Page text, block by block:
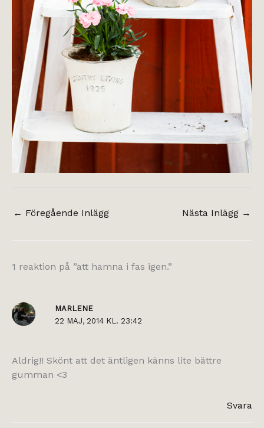
← Föregående Inlägg Nästa Inlägg →
1 reaktion på ”att hamna i fas igen.”
MARLENE
22 MAJ, 2014 KL. 23:42
Aldrig!! Skönt att det äntligen känns lite bättre
gumman <3
Svara